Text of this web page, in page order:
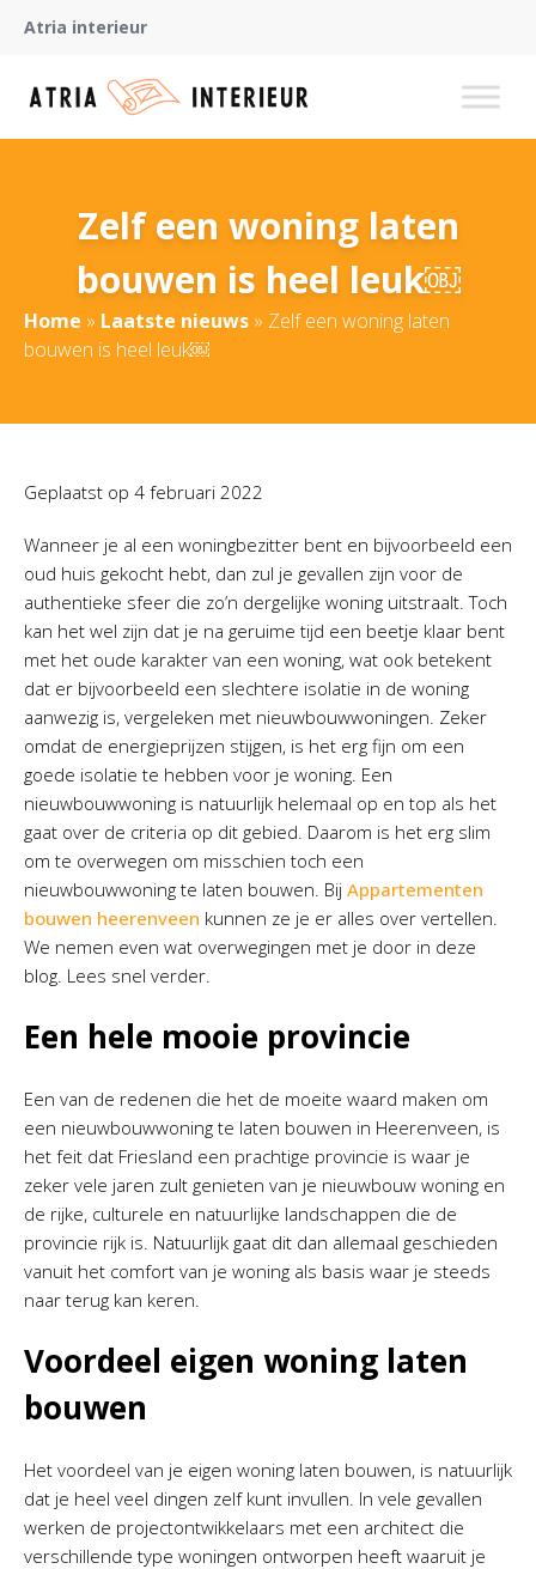
Atria interieur
Zelf een woning laten
bouwen is heel leuk￼
Home » Laatste nieuws » Zelf een woning laten
bouwen is heel leuk￼
Geplaatst op 4 februari 2022
Wanneer je al een woningbezitter bent en bijvoorbeeld een
oud huis gekocht hebt, dan zul je gevallen zijn voor de
authentieke sfeer die zo’n dergelijke woning uitstraalt. Toch
kan het wel zijn dat je na geruime tijd een beetje klaar bent
met het oude karakter van een woning, wat ook betekent
dat er bijvoorbeeld een slechtere isolatie in de woning
aanwezig is, vergeleken met nieuwbouwwoningen. Zeker
omdat de energieprijzen stijgen, is het erg fijn om een
goede isolatie te hebben voor je woning. Een
nieuwbouwwoning is natuurlijk helemaal op en top als het
gaat over de criteria op dit gebied. Daarom is het erg slim
om te overwegen om misschien toch een
nieuwbouwwoning te laten bouwen. Bij Appartementen
bouwen heerenveen kunnen ze je er alles over vertellen.
We nemen even wat overwegingen met je door in deze
blog. Lees snel verder.
Een hele mooie provincie
Een van de redenen die het de moeite waard maken om
een nieuwbouwwoning te laten bouwen in Heerenveen, is
het feit dat Friesland een prachtige provincie is waar je
zeker vele jaren zult genieten van je nieuwbouw woning en
de rijke, culturele en natuurlijke landschappen die de
provincie rijk is. Natuurlijk gaat dit dan allemaal geschieden
vanuit het comfort van je woning als basis waar je steeds
naar terug kan keren.
Voordeel eigen woning laten
bouwen
Het voordeel van je eigen woning laten bouwen, is natuurlijk
dat je heel veel dingen zelf kunt invullen. In vele gevallen
werken de projectontwikkelaars met een architect die
verschillende type woningen ontworpen heeft waaruit je